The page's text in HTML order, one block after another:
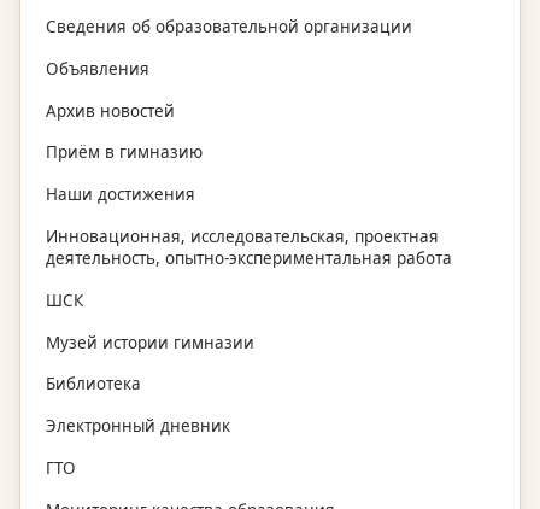
Сведения об образовательной организации
Объявления
Архив новостей
Приём в гимназию
Наши достижения
Инновационная, исследовательская, проектная
деятельность, опытно-экспериментальная работа
ШСК
Музей истории гимназии
Библиотека
Электронный дневник
ГТО